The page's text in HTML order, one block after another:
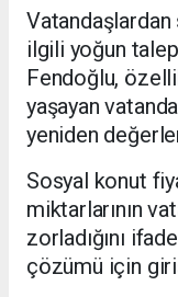
ilgili yoğun
Fendoğlu,
yaşayan
yeniden
Sosyal konut
miktarlarının
zorladığını
çözümü için